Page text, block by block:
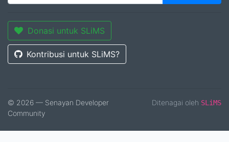
Donasi untuk SLiMS
Kontribusi untuk SLiMS?
© 2026 — Senayan Developer
Community
Ditenagai oleh SLiMS